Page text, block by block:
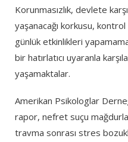
Korunmasızlık, devlete
yaşanacağı korkusu,
günlük etkinlikleri
bir hatırlatıcı uyaranla
yaşamaktalar.
Amerikan Psikologlar
rapor, nefret suçu
travma sonrası stres